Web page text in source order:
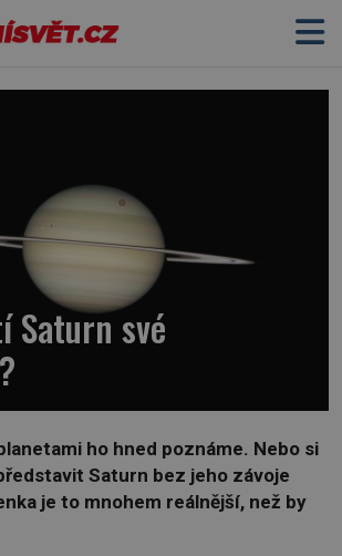
Saturn své
ho hned poznáme. Nebo si
Saturn bez jeho závoje
je to mnohem reálnější, než by